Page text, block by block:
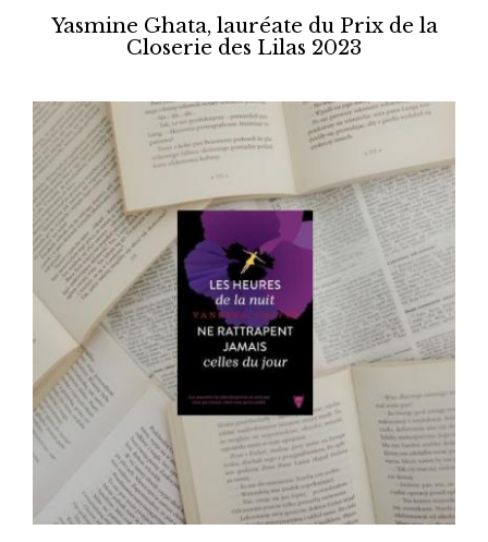
Yasmine Ghata, lauréate du Prix de la
Closerie des Lilas 2023